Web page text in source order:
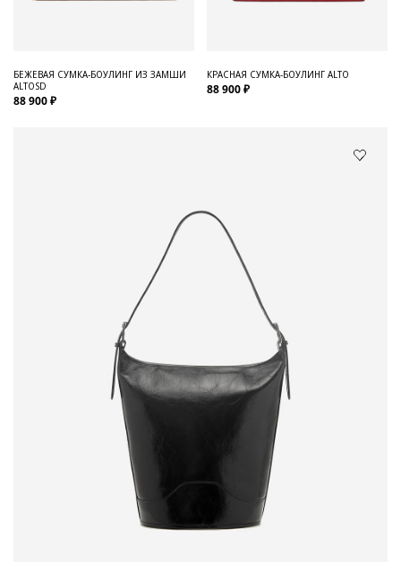
БЕЖЕВАЯ СУМКА-БОУЛИНГ ИЗ ЗАМШИ
ALTOSD
88 900 ₽
КРАСНАЯ СУМКА-БОУЛИНГ ALTO
88 900 ₽